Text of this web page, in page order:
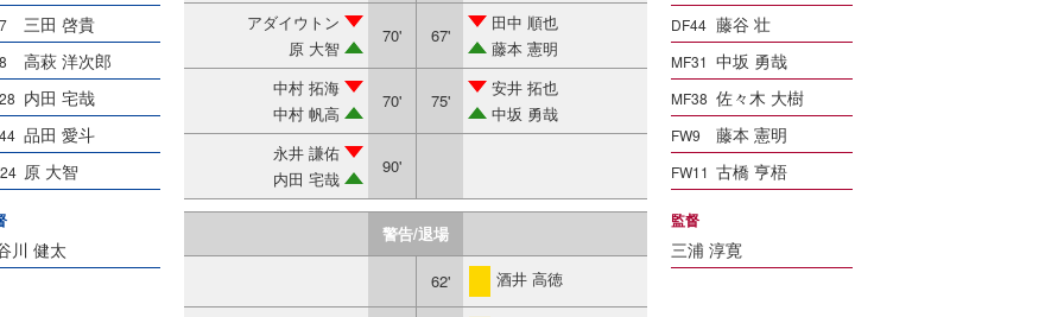
三田 啓貴
高萩 洋次郎
内田 宅哉
品田 愛斗
原 大智
川 健太
DF44 藤谷 壮
MF31 中坂 勇哉
MF38 佐々木 大樹
FW9 藤本 憲明
FW11 古橋 亨梧
監督
三浦 淳寛
アダイウトン
原 大智
70' 67'
田中 順也
藤本 憲明
中村 拓海
中村 帆高
70' 75'
安井 拓也
中坂 勇哉
永井 謙佑
内田 宅哉
90'
警告/退場
62' 警告
酒井 高徳